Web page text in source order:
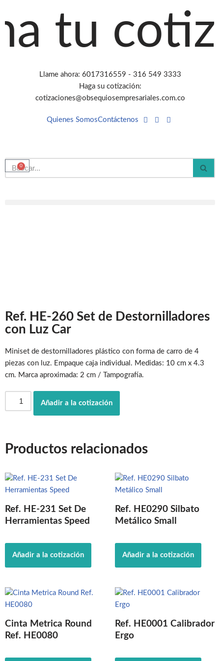
Saltar
tu
Llame ahora: 6017316559 - 316 549 3333
Haga su cotización:
cotizaciones@obsequiosempresariales.com.co
Quienes SomosContáctenos
0
Ref. HE-260 Set de Destornilladores
con Luz Car
Miniset de destornilladores plástico con forma de carro de 4
piezas con luz. Empaque caja individual. Medidas: 10 cm x 4.3
cm. Marca aproximada: 2 cm / Tampografía.
Añadir a la cotización
Productos relacionados
Ref. HE-231 Set De
Herramientas Speed
Añadir a la cotización
Ref. HE0290 Silbato
Metálico Small
Añadir a la cotización
Cinta Metrica Round
Ref. HE0080
Ref. HE0001 Calibrador
Ergo